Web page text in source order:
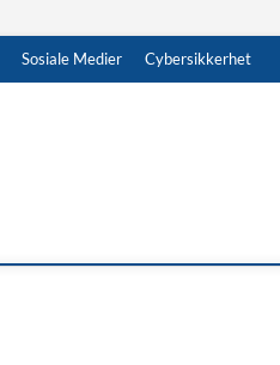
Sosiale Medier Cybersikkerhet